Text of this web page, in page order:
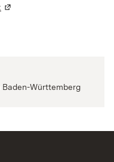
(Wird in einem neuen
Württemberg